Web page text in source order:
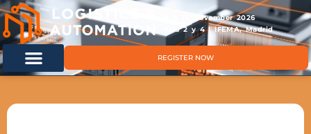
11 & 12 November 2026
Hals 2 y 4 | IFEMA, Madrid
REGISTER NOW